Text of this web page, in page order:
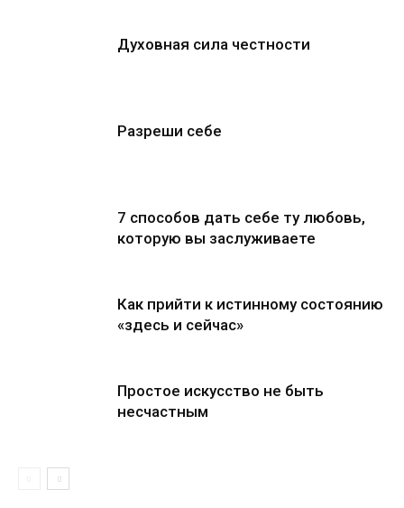
Духовная сила честности
Разреши себе
7 способов дать себе ту любовь,
которую вы заслуживаете
Как прийти к истинному состоянию
«здесь и сейчас»
Простое искусство не быть
несчастным